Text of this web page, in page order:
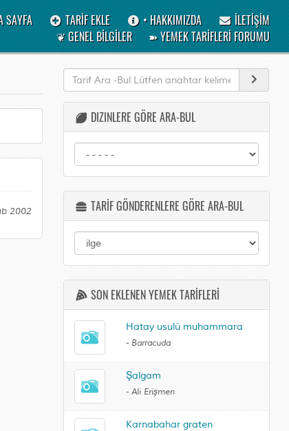
SAYFA TARİF EKLE • HAKKIMIZDA
İLETİŞİM
❦ GENEL BİLGİLER
➽ YEMEK TARİFLERİ FORUMU
2002
DIZINLERE GÖRE ARA-BUL
TARİF GÖNDERENLERE GÖRE ARA-BUL
SON EKLENEN YEMEK TARİFLERİ
Hatay usulü muhammara
- Barracuda
Şalgam
- Ali Erişmen
Karnabahar graten